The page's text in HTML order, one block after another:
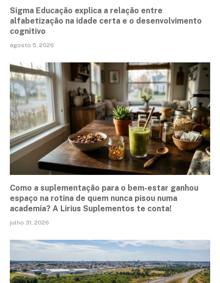
Sigma Educação explica a relação entre
alfabetização na idade certa e o desenvolvimento
cognitivo
agosto 5, 2026
Como a suplementação para o bem-estar ganhou
espaço na rotina de quem nunca pisou numa
academia? A Lirius Suplementos te conta!
julho 31, 2026